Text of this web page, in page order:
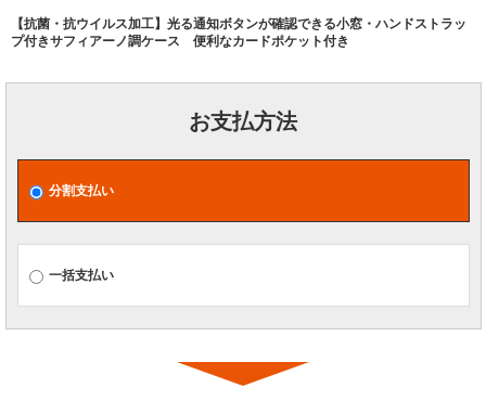
【抗菌・抗ウイルス加工】光る通知ボタンが確認できる小窓・ハンドストラッ
プ付きサフィアーノ調ケース 便利なカードポケット付き
お支払方法
分割支払い
一括支払い